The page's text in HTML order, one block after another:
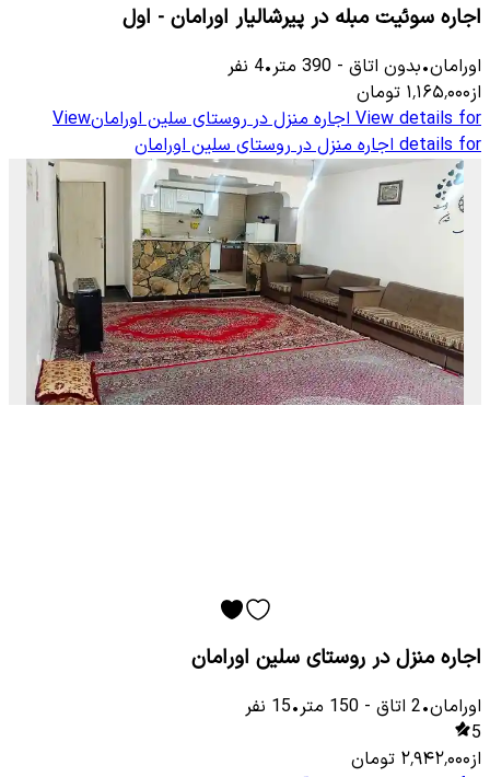
اجاره سوئیت مبله در پیرشالیار اورامان - اول
اورامان•بدون اتاق -
390 متر•
4 نفر
از۱٬۱۶۵٬۰۰۰ تومان
View details for اجاره منزل در روستای سلین اورامانView
details for اجاره منزل در روستای سلین اورامان
اجاره منزل در روستای سلین اورامان
اورامان•
2 اتاق -
150 متر•
15 نفر
5
از۲٬۹۴۲٬۰۰۰ تومان